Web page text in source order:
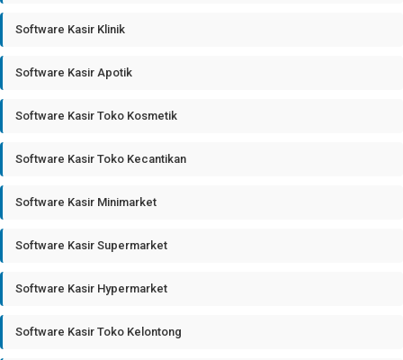
Software Kasir Klinik
Software Kasir Apotik
Software Kasir Toko Kosmetik
Software Kasir Toko Kecantikan
Software Kasir Minimarket
Software Kasir Supermarket
Software Kasir Hypermarket
Software Kasir Toko Kelontong